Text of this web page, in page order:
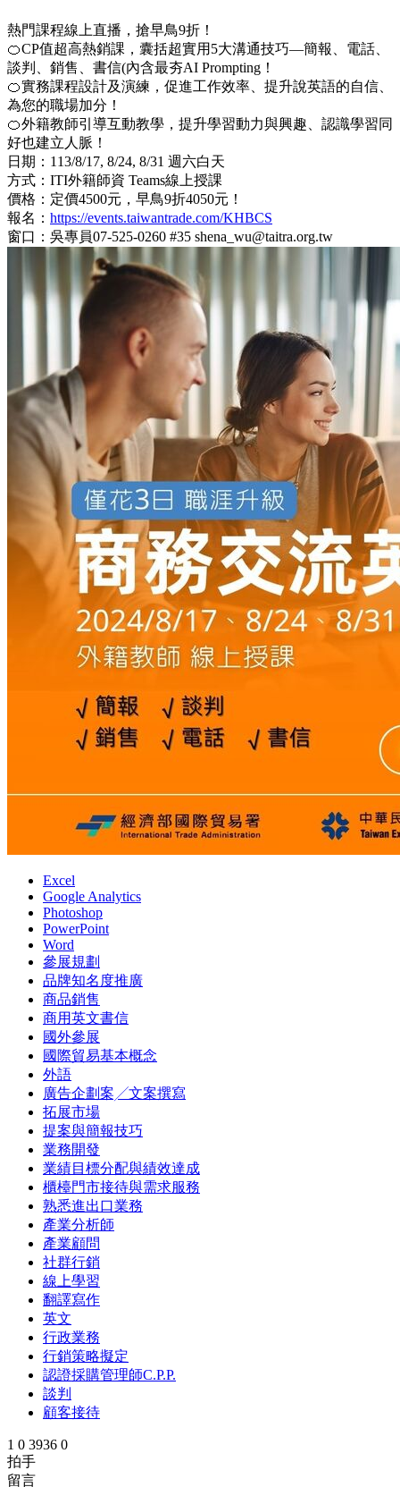
熱門課程線上直播，搶早鳥9折！
🍊CP值超高熱銷課，囊括超實用5大溝通技巧—簡報、電話、
談判、銷售、書信(內含最夯AI Prompting！
🍊實務課程設計及演練，促進工作效率、提升說英語的自信、
為您的職場加分！
🍊外籍教師引導互動教學，提升學習動力與興趣、認識學習同
好也建立人脈！
日期：113/8/17, 8/24, 8/31 週六白天
方式：ITI外籍師資 Teams線上授課
價格：定價4500元，早鳥9折4050元！
報名： https://events.taiwantrade.com/KHBCS
窗口：吳專員07-525-0260 #35 shena_wu@taitra.org.tw
Excel
Google Analytics
Photoshop
PowerPoint
Word
參展規劃
品牌知名度推廣
商品銷售
商用英文書信
國外參展
國際貿易基本概念
外語
廣告企劃案╱文案撰寫
拓展市場
提案與簡報技巧
業務開發
業績目標分配與績效達成
櫃檯門市接待與需求服務
熟悉進出口業務
產業分析師
產業顧問
社群行銷
線上學習
翻譯寫作
英文
行政業務
行銷策略擬定
認證採購管理師C.P.P.
談判
顧客接待
1 0 3936 0
拍手
留言